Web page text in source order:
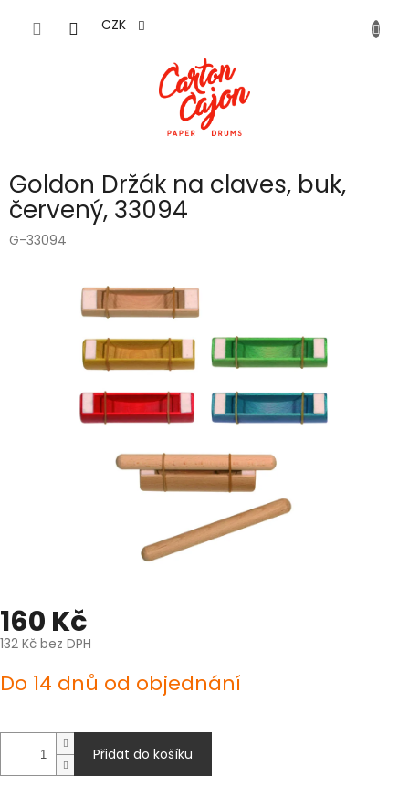
CZK
Goldon Držák na claves, buk,
červený, 33094
G-33094
160 Kč
132 Kč bez DPH
cena:
Do 14 dnů od objednání
Přidat do košíku